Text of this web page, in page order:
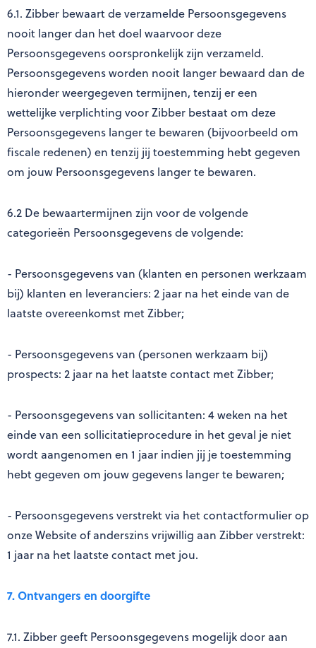
6.1. Zibber bewaart de verzamelde Persoonsgegevens
nooit langer dan het doel waarvoor deze
Persoonsgegevens oorspronkelijk zijn verzameld.
Persoonsgegevens worden nooit langer bewaard dan de
hieronder weergegeven termijnen, tenzij er een
wettelijke verplichting voor Zibber bestaat om deze
Persoonsgegevens langer te bewaren (bijvoorbeeld om
fiscale redenen) en tenzij jij toestemming hebt gegeven
om jouw Persoonsgegevens langer te bewaren.
6.2 De bewaartermijnen zijn voor de volgende
categorieën Persoonsgegevens de volgende:
- Persoonsgegevens van (klanten en personen werkzaam
bij) klanten en leveranciers: 2 jaar na het einde van de
laatste overeenkomst met Zibber;
- Persoonsgegevens van (personen werkzaam bij)
prospects: 2 jaar na het laatste contact met Zibber;
- Persoonsgegevens van sollicitanten: 4 weken na het
einde van een sollicitatieprocedure in het geval je niet
wordt aangenomen en 1 jaar indien jij je toestemming
hebt gegeven om jouw gegevens langer te bewaren;
- Persoonsgegevens verstrekt via het contactformulier op
onze Website of anderszins vrijwillig aan Zibber verstrekt:
1 jaar na het laatste contact met jou.
7. Ontvangers en doorgifte
7.1. Zibber geeft Persoonsgegevens mogelijk door aan